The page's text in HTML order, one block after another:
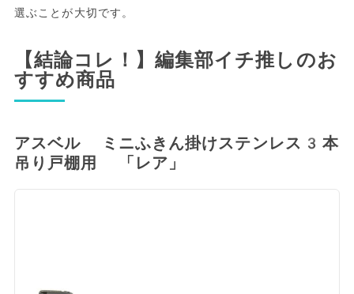
選ぶことが大切です。
【結論コレ！】編集部イチ推しのお
すすめ商品
アスベル ミニふきん掛けステンレス3本
吊り戸棚用 「レア」